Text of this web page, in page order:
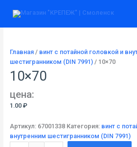
Главная/ винт с потайной головкой и
шестигранником (DIN 7991)/ 10×70
10×70
цена:
1.00 ₽
Артикул: 67001338 Категория: винт с
внутренним шестигранником (DIN 7991)
товара